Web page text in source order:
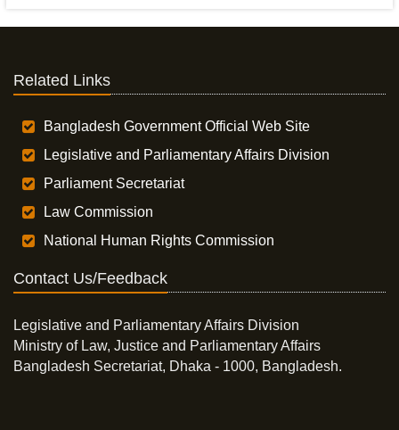
Related Links
Bangladesh Government Official Web Site
Legislative and Parliamentary Affairs Division
Parliament Secretariat
Law Commission
National Human Rights Commission
Contact Us/Feedback
Legislative and Parliamentary Affairs Division
Ministry of Law, Justice and Parliamentary Affairs
Bangladesh Secretariat, Dhaka - 1000, Bangladesh.